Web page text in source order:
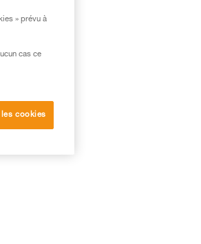
» prévu à
cas ce
cookies